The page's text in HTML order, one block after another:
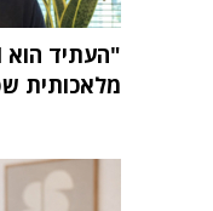
מלאכותית